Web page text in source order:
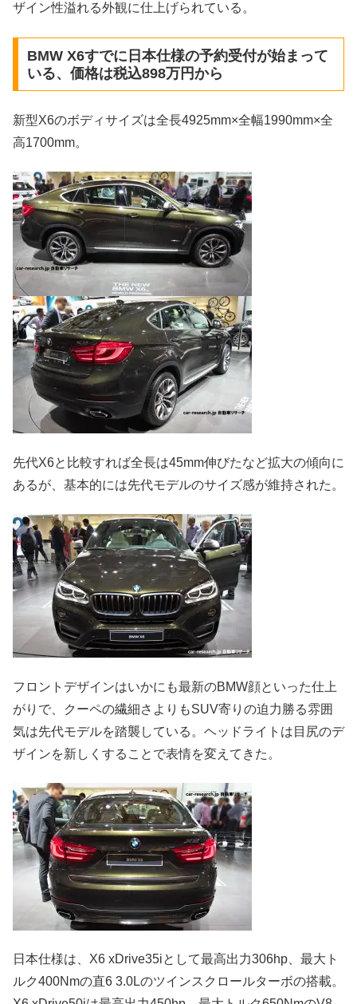
ザイン性溢れる外観に仕上げられている。
BMW X6すでに日本仕様の予約受付が始まって
いる、価格は税込898万円から
新型X6のボディサイズは全長4925mm×全幅1990mm×全
高1700mm。
先代X6と比較すれば全長は45mm伸びたなど拡大の傾向に
あるが、基本的には先代モデルのサイズ感が維持された。
フロントデザインはいかにも最新のBMW顔といった仕上
がりで、クーペの繊細さよりもSUV寄りの迫力勝る雰囲
気は先代モデルを踏襲している。ヘッドライトは目尻のデ
ザインを新しくすることで表情を変えてきた。
日本仕様は、X6 xDrive35iとして最高出力306hp、最大ト
ルク400Nmの直6 3.0Lのツインスクロールターボの搭載。